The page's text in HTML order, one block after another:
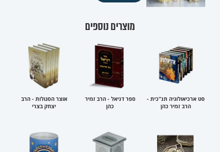
מוצרים נוספים
סט ארכיאולוגיה תנ"כית -
הרב זמיר כהן
ספר דניאל - הרב זמיר
כהן
אוצר הסגולות - הרב
יצחק בצרי